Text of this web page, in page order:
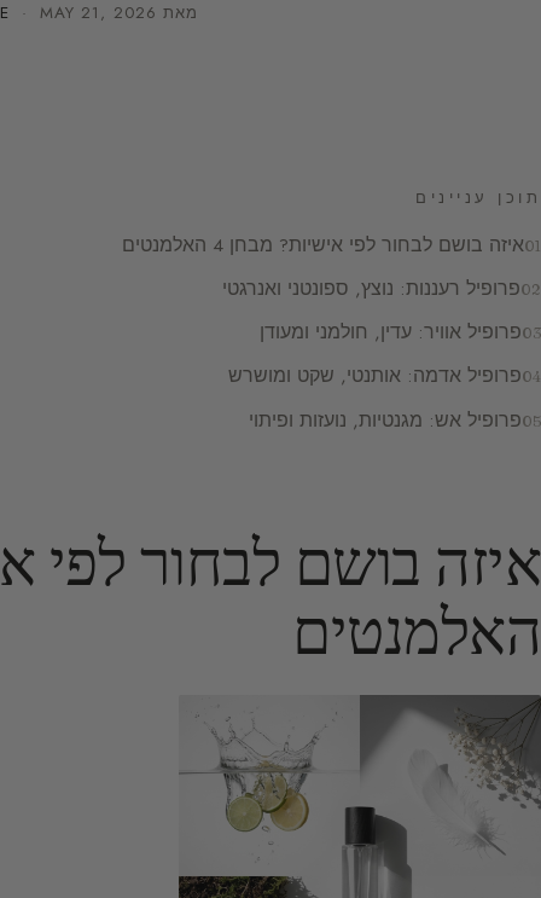
מאת ·MAY 21, 2026
תוכן עניינים
איזה בושם לבחור לפי אישיות? מבחן 4 האלמנטים
פרופיל רעננות: נוצץ, ספונטני ואנרגטי
פרופיל אוויר: עדין, חולמני ומעודן
פרופיל אדמה: אותנטי, שקט ומושרש
פרופיל אש: מגנטיות, נועזות ופיתוי
האלמנטים